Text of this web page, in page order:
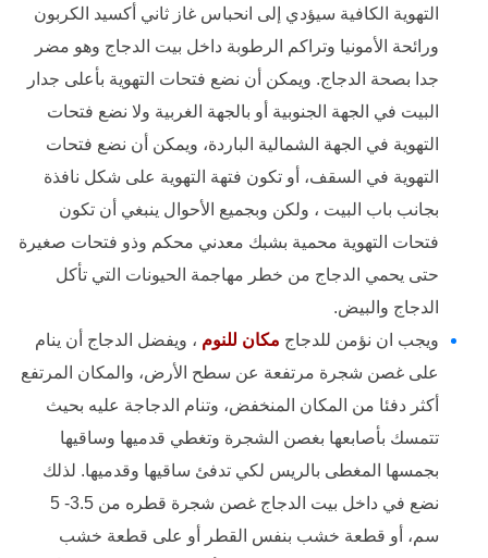
التهوية الكافية سيؤدي إلى انحباس غاز ثاني أكسيد الكربون
ورائحة الأمونيا وتراكم الرطوبة داخل بيت الدجاج وهو مضر
جدا بصحة الدجاج. ويمكن أن نضع فتحات التهوية بأعلى جدار
البيت في الجهة الجنوبية أو بالجهة الغربية ولا نضع فتحات
التهوية في الجهة الشمالية الباردة، ويمكن أن نضع فتحات
التهوية في السقف، أو تكون فتهة التهوية على شكل نافذة
بجانب باب البيت ، ولكن وبجميع الأحوال ينبغي أن تكون
فتحات التهوية محمية بشبك معدني محكم وذو فتحات صغيرة
حتى يحمي الدجاج من خطر مهاجمة الحيونات التي تأكل
الدجاج والبيض.
ويجب ان نؤمن للدجاج مكان للنوم ، ويفضل الدجاج أن ينام
على غصن شجرة مرتفعة عن سطح الأرض، والمكان المرتفع
أكثر دفئا من المكان المنخفض، وتنام الدجاجة عليه بحيث
تتمسك بأصابعها بغصن الشجرة وتغطي قدميها وساقيها
بجمسها المغطى بالريس لكي تدفئ ساقيها وقدميها. لذلك
نضع في داخل بيت الدجاج غصن شجرة قطره من 3.5- 5
سم، أو قطعة خشب بنفس القطر أو على قطعة خشب